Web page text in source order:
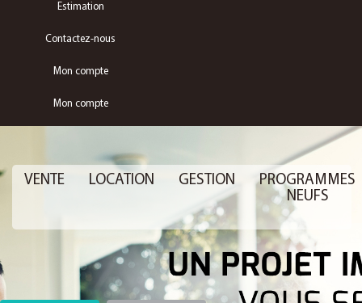
Estimation
Contactez-nous
Mon compte
Mon compte
VENTE LOCATION GESTION
PROGRAMMES
NEUFS